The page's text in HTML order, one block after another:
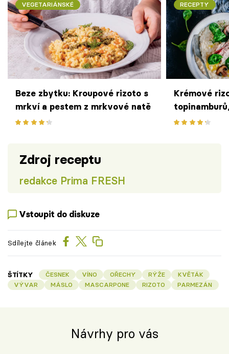
VEGETARIÁNSKÉ
Beze zbytku: Kroupové rizoto s
mrkví a pestem z mrkvové natě
RECEPTY
Krémové
žampiony a
Zdroj receptu
redakce Prima FRESH
Vstoupit do diskuze
Sdílejte článek
ŠTÍTKY ČESNEK VÍNO OŘECHY RÝŽE
KVĚTÁK
VÝVAR
MÁSLO MASCARPONE RIZOTO PARMEZÁN
Návrhy pro vás